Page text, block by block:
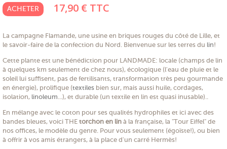
ACHETER 17,90 € TTC
La campagne Flamande, une usine en briques rouges du côté de Lille, et
le savoir-faire de la confection du Nord. Bienvenue sur les terres du lin!
Cette plante est une bénédiction pour LANDMADE: locale (champs de lin
à quelques km seulement de chez nous), écologique (l'eau de pluie et le
soleil lui suffisent, pas de fertilisants, transformation très peu gourmande
en énergie), prolifique (textiles bien sur, mais aussi huile, cordages,
isolation, linoleum ...), et durable (un textile en lin est quasi inusable)..
En mélange avec le coton pour ses qualités hydrophiles et ici avec des
bandes bleues, voici THE torchon en lin à la française, la "Tour Eiffel" de
nos offices, le modèle du genre. Pour vous seulement (égoïste!), ou bien
à offrir à vos amis étrangers, à la place d'un carré Hermès!